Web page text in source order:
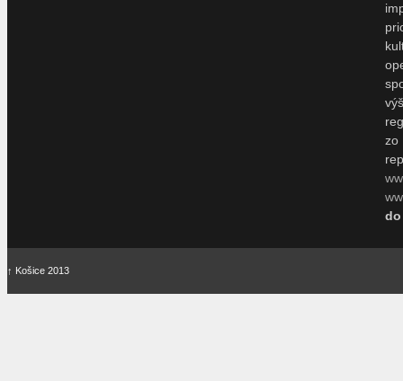
↑ Košice 2013